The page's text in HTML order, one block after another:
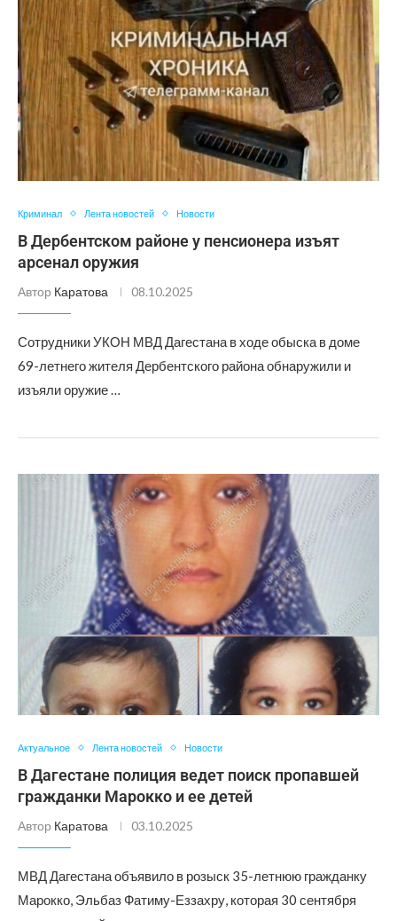
Криминал Лента новостей Новости
В Дербентском районе у пенсионера изъят
арсенал оружия
Автор Каратова 08.10.2025
Сотрудники УКОН МВД Дагестана в ходе обыска в доме
69-летнего жителя Дербентского района обнаружили и
изъяли оружие …
Актуальное Лента новостей Новости
В Дагестане полиция ведет поиск пропавшей
гражданки Марокко и ее детей
Автор Каратова 03.10.2025
МВД Дагестана объявило в розыск 35-летнюю гражданку
Марокко, Эльбаз Фатиму-Еззахру, которая 30 сентября